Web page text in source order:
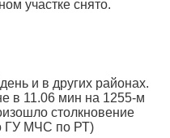
участке снято.
и в других районах.
в 11.06 мин на 1255-м
столкновение
ГУ МЧС по РТ)